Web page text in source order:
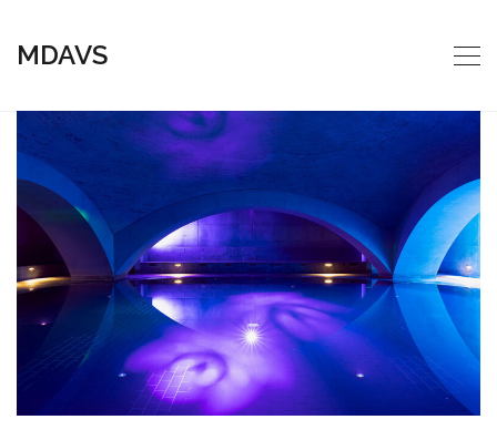
MDAVS